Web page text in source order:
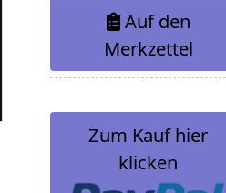
Auf den
Merkzettel
Zum Kauf hier
klicken